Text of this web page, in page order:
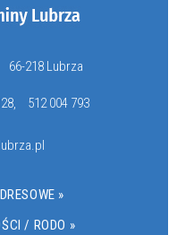
66-218 Lubrza
, 512 004 793
»
/ RODO »